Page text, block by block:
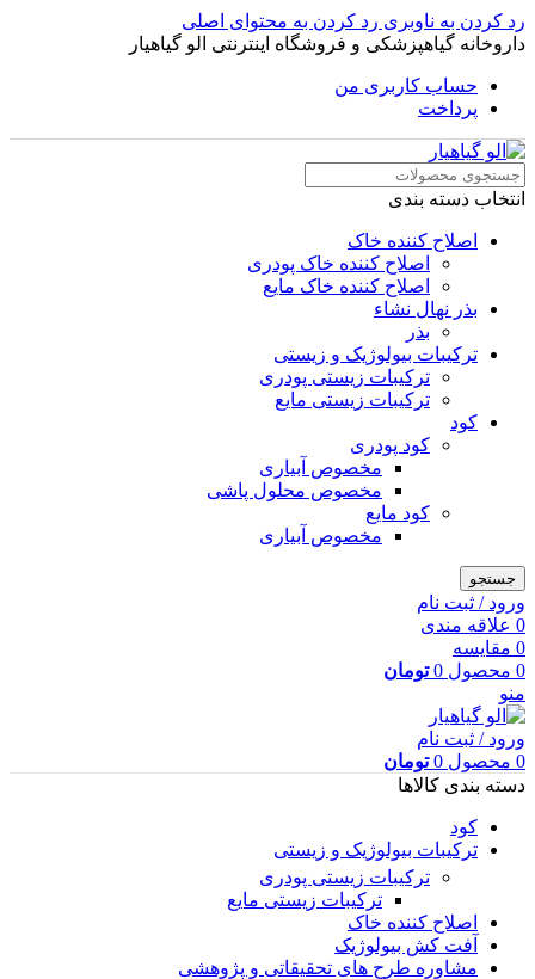
رد کردن به ناوبری رد کردن به محتوای اصلی
داروخانه گیاهپزشکی و فروشگاه اینترنتی الو گیاهیار
حساب کاربری من
پرداخت
انتخاب دسته بندی
اصلاح کننده خاک
اصلاح کننده خاک پودری
اصلاح کننده خاک مایع
بذر نهال نشاء
بذر
ترکیبات بیولوژیک و زیستی
ترکیبات زیستی پودری
ترکیبات زیستی مایع
کود
کود پودری
مخصوص آبیاری
مخصوص محلول پاشی
کود مایع
مخصوص آبیاری
جستجو
ورود / ثبت نام
0 علاقه مندی
0 مقایسه
0 محصول 0 تومان
منو
ورود / ثبت نام
0 محصول 0 تومان
دسته بندی کالاها
کود
ترکیبات بیولوژیک و زیستی
ترکیبات زیستی پودری
ترکیبات زیستی مایع
اصلاح کننده خاک
آفت کش بیولوژیک
مشاوره طرح های تحقیقاتی و پژوهشی